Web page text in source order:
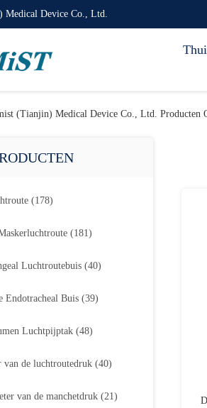
Medical Device Co., Ltd.
(Tianjin) Medical Device Co., Ltd. Producten
(178)
(181)
Luchtroutebuis (40)
Endotracheal Buis (39)
Luchtpijptak (48)
van de luchtroutedruk (40)
van de manchetdruk (21)